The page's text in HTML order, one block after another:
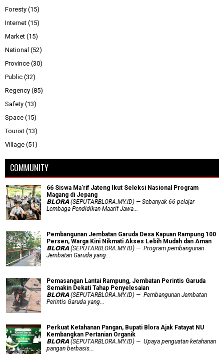
Foresty (15)
Internet (15)
Market (15)
National (52)
Province (30)
Public (32)
Regency (85)
Safety (13)
Space (15)
Tourist (13)
Village (51)
COMMUNITY
66 Siswa Ma’rif Jateng Ikut Seleksi Nasional Program
Magang di Jepang
𝗕𝗟𝗢𝗥𝗔 (SEPUTARBLORA.MY.ID) — Sebanyak 66 pelajar
Lembaga Pendidikan Maarif Jawa...
Pembangunan Jembatan Garuda Desa Kapuan Rampung 100
Persen, Warga Kini Nikmati Akses Lebih Mudah dan Aman
𝗕𝗟𝗢𝗥𝗔 (SEPUTARBLORA.MY.ID) — Program pembangunan
Jembatan Garuda yang...
Pemasangan Lantai Rampung, Jembatan Perintis Garuda
Semakin Dekati Tahap Penyelesaian
𝗕𝗟𝗢𝗥𝗔 (SEPUTARBLORA.MY.ID) — Pembangunan Jembatan
Perintis Garuda yang...
​Perkuat Ketahanan Pangan, Bupati Blora Ajak Fatayat NU
Kembangkan Pertanian Organik
𝗕𝗟𝗢𝗥𝗔 (SEPUTARBLORA.MY.ID) — Upaya penguatan ketahanan
pangan berbasis...